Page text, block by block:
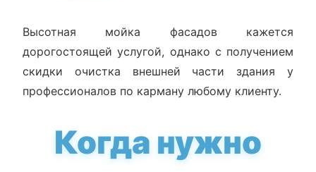
Высотная мойка фасадов кажется
дорогостоящей услугой, однако с получением
скидки очистка внешней части здания у
профессионалов по карману любому клиенту.
Когда нужно